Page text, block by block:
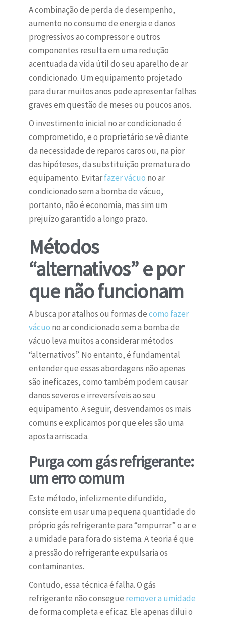
A combinação de perda de desempenho,
aumento no consumo de energia e danos
progressivos ao compressor e outros
componentes resulta em uma redução
acentuada da vida útil do seu aparelho de ar
condicionado. Um equipamento projetado
para durar muitos anos pode apresentar falhas
graves em questão de meses ou poucos anos.
O investimento inicial no ar condicionado é
comprometido, e o proprietário se vê diante
da necessidade de reparos caros ou, na pior
das hipóteses, da substituição prematura do
equipamento. Evitarfazer vácuo no ar
condicionado sem a bomba de vácuo,
portanto, não é economia, mas sim um
prejuízo garantido a longo prazo.
Métodos
“alternativos” e por
que não funcionam
A busca por atalhos ou formas decomo fazer
vácuo no ar condicionado sem a bomba de
vácuo leva muitos a considerar métodos
“alternativos”. No entanto, é fundamental
entender que essas abordagens não apenas
são ineficazes, como também podem causar
danos severos e irreversíveis ao seu
equipamento. A seguir, desvendamos os mais
comuns e explicamos por que eles são uma
aposta arriscada.
Purga com gás refrigerante:
um erro comum
Este método, infelizmente difundido,
consiste em usar uma pequena quantidade do
próprio gás refrigerante para “empurrar” o ar e
a umidade para fora do sistema. A teoria é que
a pressão do refrigerante expulsaria os
contaminantes.
Contudo, essa técnica é falha. O gás
refrigerante não consegue remover a umidade
de forma completa e eficaz. Ele apenas dilui o